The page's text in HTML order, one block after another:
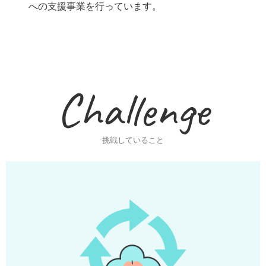
への支援事業を行っています。
Challenge
挑戦していること